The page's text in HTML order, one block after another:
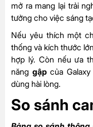
mở ra mang lại trải
tưởng cho việc sáng
Nếu yêu thích một
thống và kích thước
hợp lý. Còn nếu ưa
năng gậpcủa Galaxy
dùng hài lòng.
So sánh